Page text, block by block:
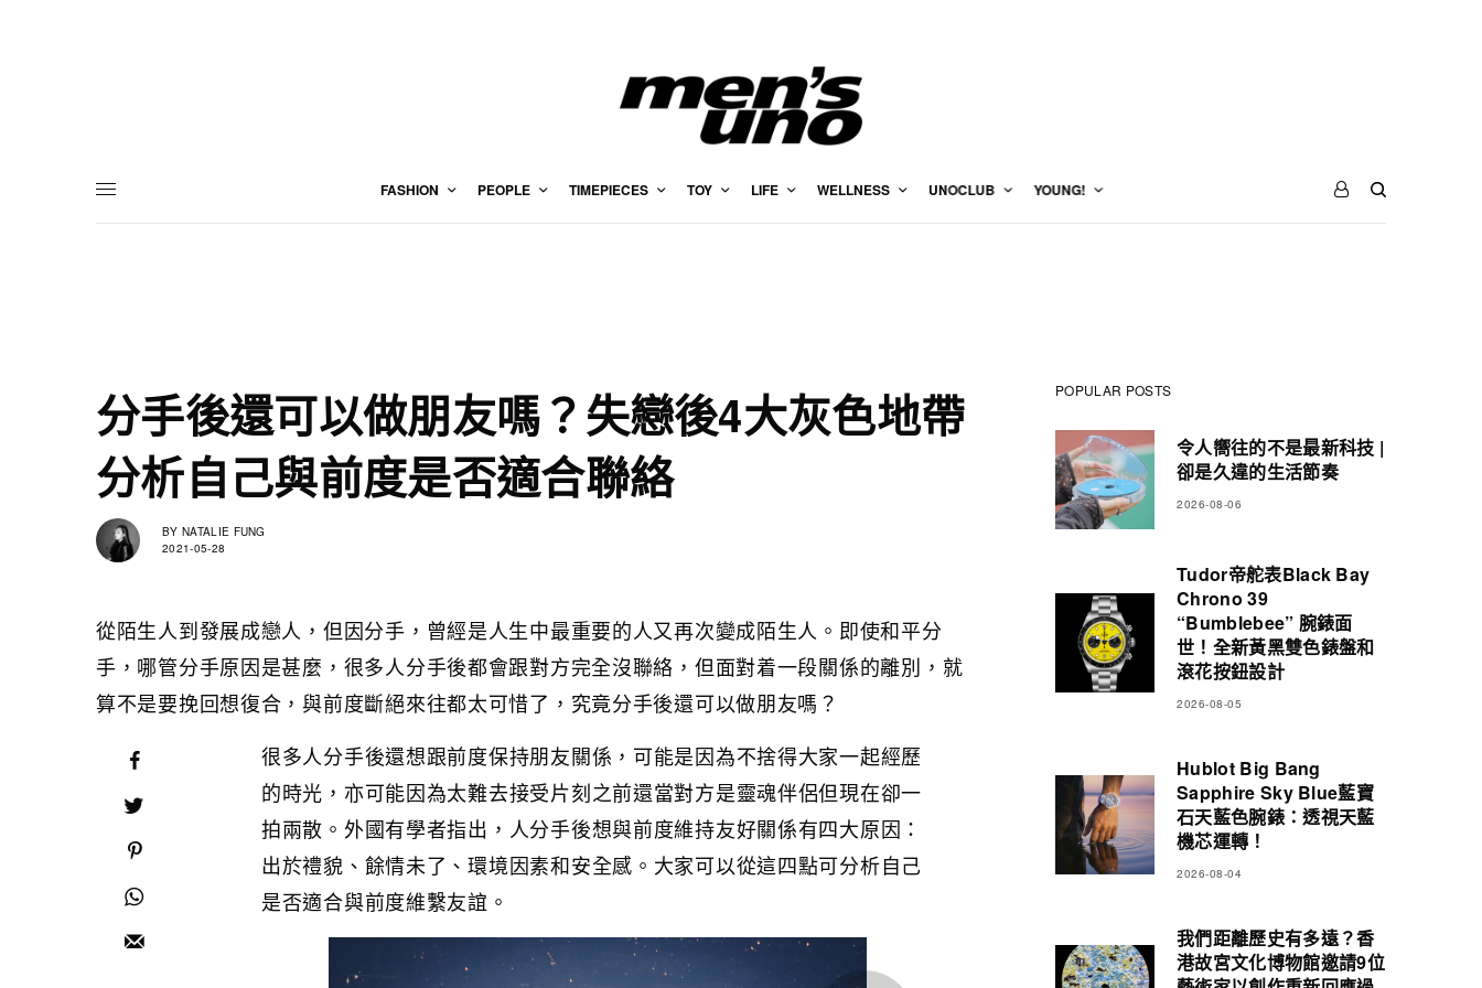
FASHION PEOPLE TIMEPIECES TOY LIFE WELLNESS UNOCLUB YOUNG!
分手後還可以做朋友嗎？失戀後4大灰色地帶
分析自己與前度是否適合聯絡
BY NATALIE FUNG
2021-05-28
從陌生人到發展成戀人，但因分手，曾經是人生中最重要的人又再次變成陌生人。即使和平分
手，哪管分手原因是甚麼，很多人分手後都會跟對方完全沒聯絡，但面對着一段關係的離別，就
算不是要挽回想復合，與前度斷絕來往都太可惜了，究竟分手後還可以做朋友嗎？
很多人分手後還想跟前度保持朋友關係，可能是因為不捨得大家一起經歷
的時光，亦可能因為太難去接受片刻之前還當對方是靈魂伴侶但現在卻一
拍兩散。外國有學者指出，人分手後想與前度維持友好關係有四大原因：
出於禮貌、餘情未了、環境因素和安全感。大家可以從這四點可分析自己
是否適合與前度維繫友誼。
POPULAR POSTS
令人嚮往的不是最新科技 |
卻是久違的生活節奏
2026-08-06
Tudor帝舵表Black Bay
Chrono 39
“Bumblebee” 腕錶面
世！全新黃黑雙色錶盤和
滾花按鈕設計
2026-08-05
Hublot Big Bang
Sapphire Sky Blue藍寶
石天藍色腕錶：透視天藍
機芯運轉！
2026-08-04
我們距離歷史有多遠？香
港故宮文化博物館邀請9位